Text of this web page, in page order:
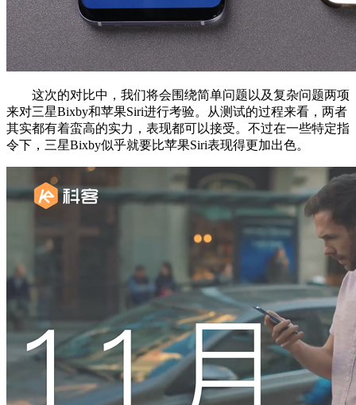
这次的对比中，我们将会围绕简单问题以及复杂问题两项
来对三星Bixby和苹果Siri进行考验。从测试的过程来看，两者
其实都有着蛮高的实力，表现都可以接受。不过在一些特定指
令下，三星Bixby似乎就要比苹果Siri表现得更加出色。